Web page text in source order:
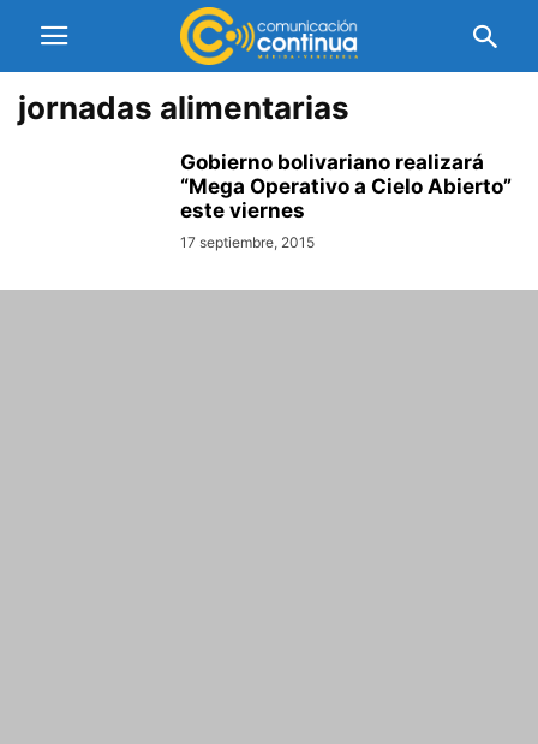
jornadas alimentarias
Gobierno bolivariano realizará
“Mega Operativo a Cielo Abierto”
este viernes
17 septiembre, 2015